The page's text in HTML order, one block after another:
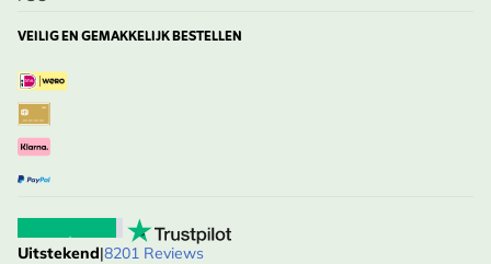
VEILIG EN GEMAKKELIJK BESTELLEN
Uitstekend|8201 Reviews